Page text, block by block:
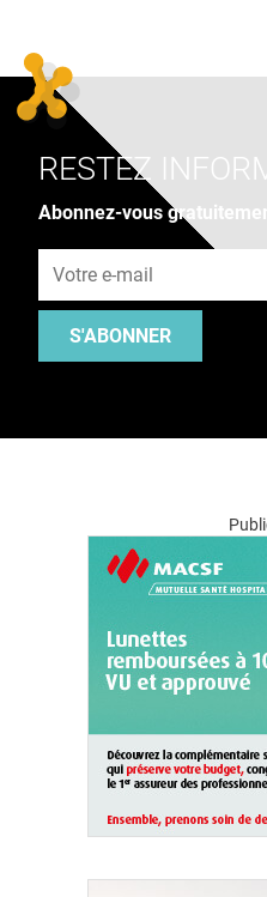
RESTEZ
Abonnez-vous
S'ABONNER